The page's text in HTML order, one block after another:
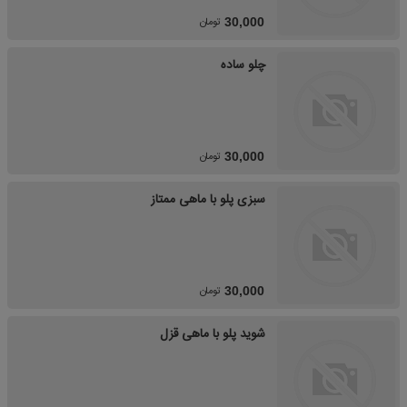
30,000 تومان
چلو ساده
30,000 تومان
سبزی پلو با ماهی ممتاز
30,000 تومان
شوید پلو با ماهی قزل